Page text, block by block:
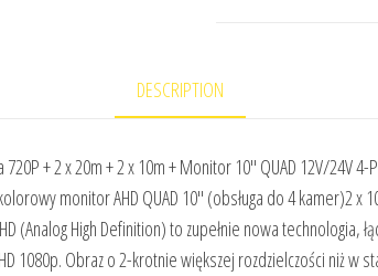
DESCRIPTION
+ 2 x 20m + 2 x 10m + Monitor 10″ QUAD 12V/24V 4-
monitor AHD QUAD 10″ (obsługa do 4 kamer)2
(Analog High Definition) to zupełnie nowa technologia,
1080p. Obraz o 2-krotnie większej rozdzielczości niż w